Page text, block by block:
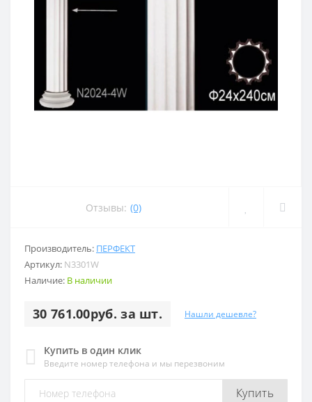
Отзывы: (0)
Производитель: ПЕРФЕКТ
Артикул: N3301W
Наличие: В наличии
30 761.00руб. за шт. Нашли дешевле?
Купить в один клик
Введите номер телефона и мы перезвоним
Купить